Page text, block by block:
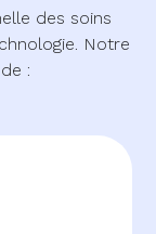
des soins
Notre
: